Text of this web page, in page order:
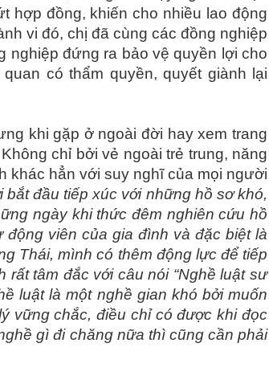
hợp đồng, khiến cho nhiều lao động
vi đó, chị đã cùng các đồng nghiệp
nghiệp đứng ra bảo vệ quyền lợi cho
có thẩm quyền, quyết giành lại
khi gặp ở ngoài đời hay xem trang
chỉ bởi vẻ ngoài trẻ trung, năng
khác hẳn với suy nghĩ của mọi người
bắt đầu tiếp xúc với những hồ sơ khó,
ngày khi thức đêm nghiên cứu hồ
viên của gia đình và đặc biệt là
Thái, mình có thêm động lực để tiếp
rất tâm đắc với câu nói “Nghề luật sư
luật là một nghề gian khó bởi muốn
vững chắc, điều chỉ có được khi đọc
gì đi chăng nữa thì cũng cần phải